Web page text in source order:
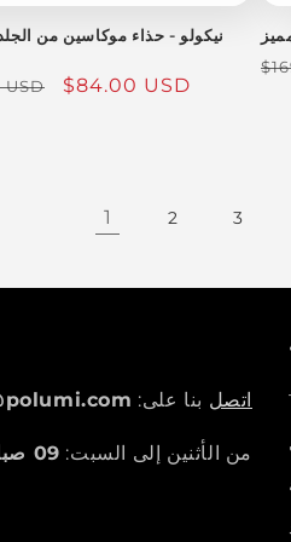
نيكولو - حذاء موكاسين من
USD
سعر
$84.00 USD
1 2 3
اتصل بنا على:
من الأثنين إلى السبت: 09 صباحًا - 5 مساءً